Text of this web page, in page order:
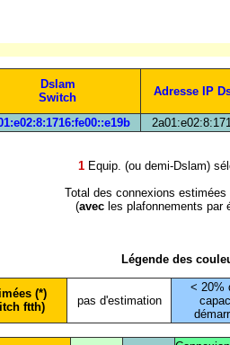
Dslam
Switch
Adresse IP
1 Equip. (ou demi-Dslam)
Total des connexions estimées
(avecles plafonnements par
Légende des
(*)
ftth)
pas d'estimation
< 20%